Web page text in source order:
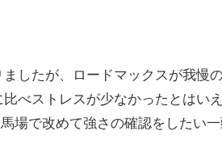
したが、ロードマックスが我慢
べストレスが少なかったとはい
場で改めて強さの確認をしたい一